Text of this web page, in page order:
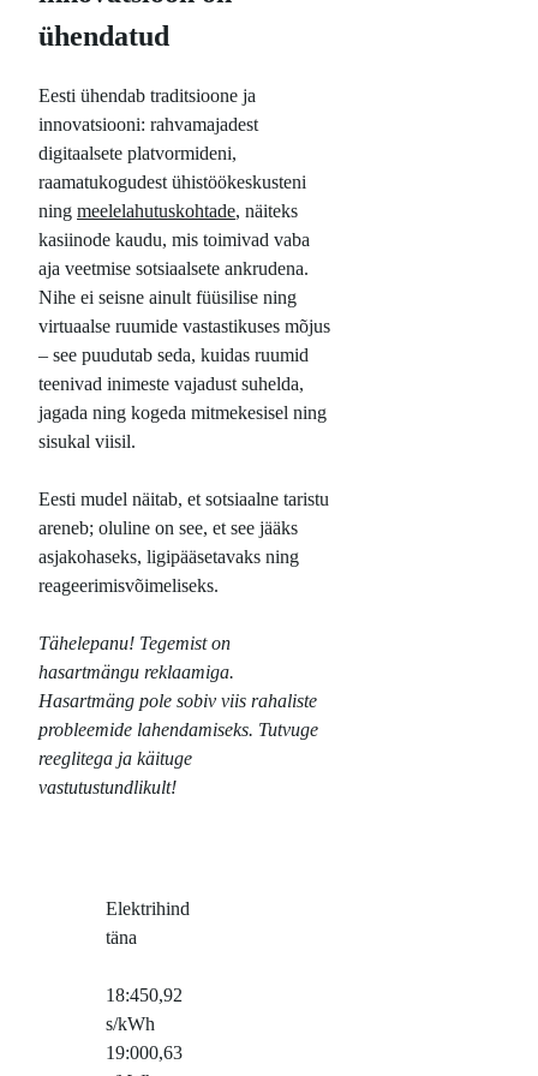
ühendatud
Eesti ühendab traditsioone ja
innovatsiooni: rahvamajadest
digitaalsete platvormideni,
raamatukogudest ühistöökeskusteni
ning meelelahutuskohtade, näiteks
kasiinode kaudu, mis toimivad vaba
aja veetmise sotsiaalsete ankrudena.
Nihe ei seisne ainult füüsilise ning
virtuaalse ruumide vastastikuses mõjus
– see puudutab seda, kuidas ruumid
teenivad inimeste vajadust suhelda,
jagada ning kogeda mitmekesisel ning
sisukal viisil.
Eesti mudel näitab, et sotsiaalne taristu
areneb; oluline on see, et see jääks
asjakohaseks, ligipääsetavaks ning
reageerimisvõimeliseks.
Tähelepanu! Tegemist on
hasartmängu reklaamiga.
Hasartmäng pole sobiv viis rahaliste
probleemide lahendamiseks. Tutvuge
reeglitega ja käituge
vastutustundlikult!
Elektrihind
täna
18:450,92
s/kWh
19:000,63